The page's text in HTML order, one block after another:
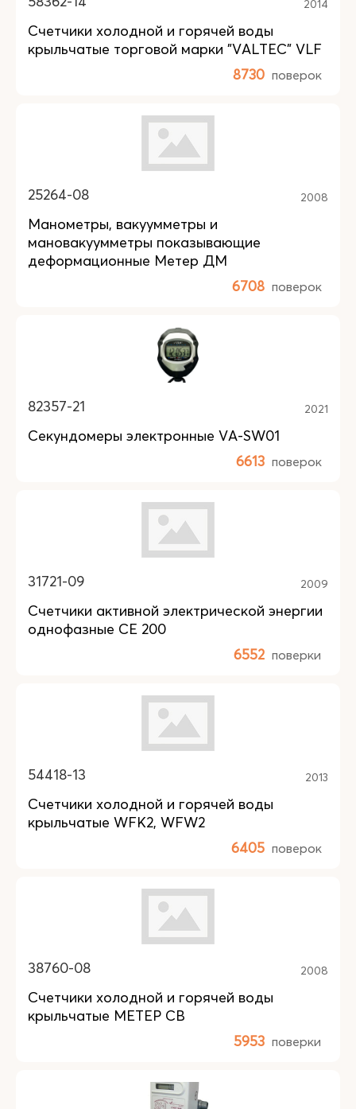
2014
Счетчики холодной и горячей воды
крыльчатые торговой марки "VALTEC" VLF
8730 поверок
25264-08 2008
Манометры, вакуумметры и
мановакуумметры показывающие
деформационные Метер ДМ
6708 поверок
82357-21 2021
Секундомеры электронные VA-SW01
6613 поверок
31721-09 2009
Счетчики активной электрической энергии
однофазные СЕ 200
6552 поверки
54418-13 2013
Счетчики холодной и горячей воды
крыльчатые WFK2, WFW2
6405 поверок
38760-08 2008
Счетчики холодной и горячей воды
крыльчатые МЕТЕР СВ
5953 поверки